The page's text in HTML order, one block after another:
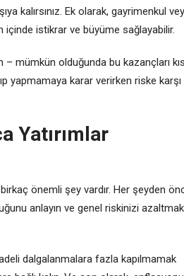
kalırsınız. Ek olarak, gayrimenkul
içinde istikrar ve büyüme sağlayabilir.
– mümkün olduğunda bu kazançları
yapmamaya karar verirken riske karşı
Yatırımlar
önemli şey vardır. Her şeyden
anlayın ve genel riskinizi azaltmak
dalgalanmalara fazla kapılmamak